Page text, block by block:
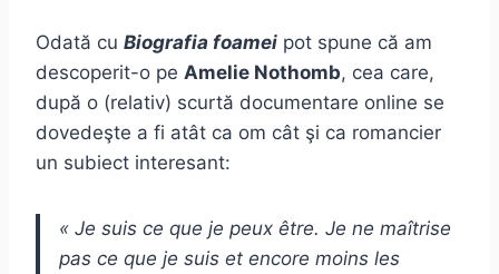
Odată cu Biografia foamei pot spune că am
descoperit-o pe Amelie Nothomb, cea care,
după o (relativ) scurtă documentare online se
dovedeşte a fi atât ca om cât şi ca romancier
un subiect interesant:
« Je suis ce que je peux être. Je ne maîtrise
pas ce que je suis et encore moins les